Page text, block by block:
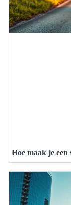
Hoe maak je een